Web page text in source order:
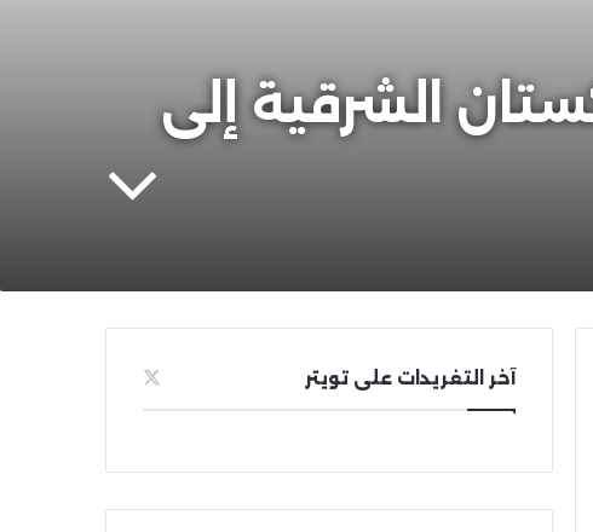
الشرقية إلى
آخر التغريدات على تويتر